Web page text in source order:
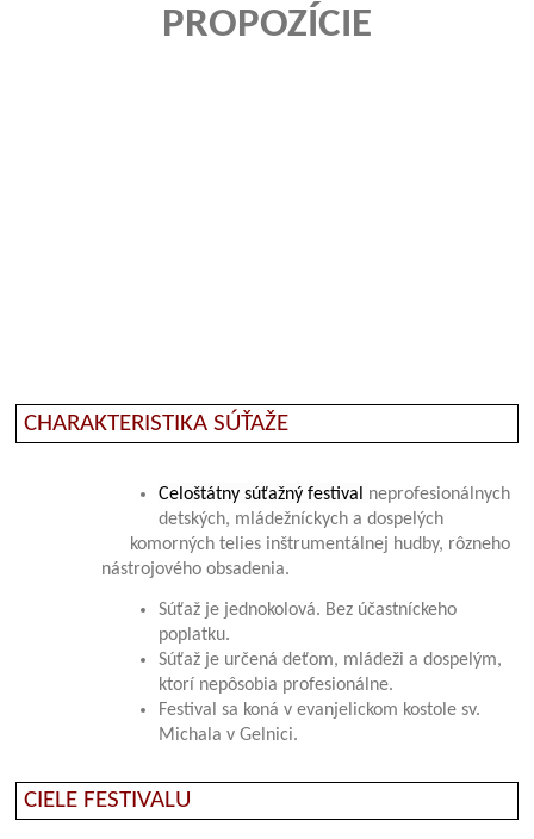
PROPOZÍCIE
CHARAKTERISTIKA SÚŤAŽE
Celoštátny súťažný festival neprofesionálnych
detských, mládežníckych a dospelých
komorných telies inštrumentálnej hudby, rôzneho
nástrojového obsadenia.
Súťaž je jednokolová. Bez účastníckeho
poplatku.
Súťaž je určená deťom, mládeži a dospelým,
ktorí nepôsobia profesionálne.
Festival sa koná v evanjelickom kostole sv.
Michala v Gelnici.
CIELE FESTIVALU